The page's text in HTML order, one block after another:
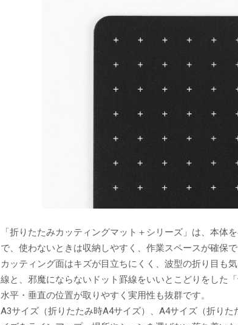
「折りたたみカッティングマット＋シリーズ」は、本
で、使わないときは収納しやすく、作業スペースが確保
カッティング面はキズが目立ちにくく、波型の折り目も
線と、邪魔にならないドット罫線をいいとこどりをした
水平・垂直の位置が取りやすく実用性も抜群です。
A3サイズ（折りたたみ時A4サイズ）、A4サイズ（折り